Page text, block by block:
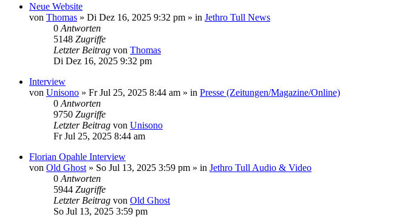
Neue Website
von Thomas » Di Dez 16, 2025 9:32 pm » in Jethro Tull News
0 Antworten
5148 Zugriffe
Letzter Beitrag von Thomas
Di Dez 16, 2025 9:32 pm
Interview
von Unisono » Fr Jul 25, 2025 8:44 am » in Presse (Zeitungen/Magazine/Online)
0 Antworten
9750 Zugriffe
Letzter Beitrag von Unisono
Fr Jul 25, 2025 8:44 am
Florian Opahle Interview
von Old Ghost » So Jul 13, 2025 3:59 pm » in Jethro Tull Audio & Video
0 Antworten
5944 Zugriffe
Letzter Beitrag von Old Ghost
So Jul 13, 2025 3:59 pm